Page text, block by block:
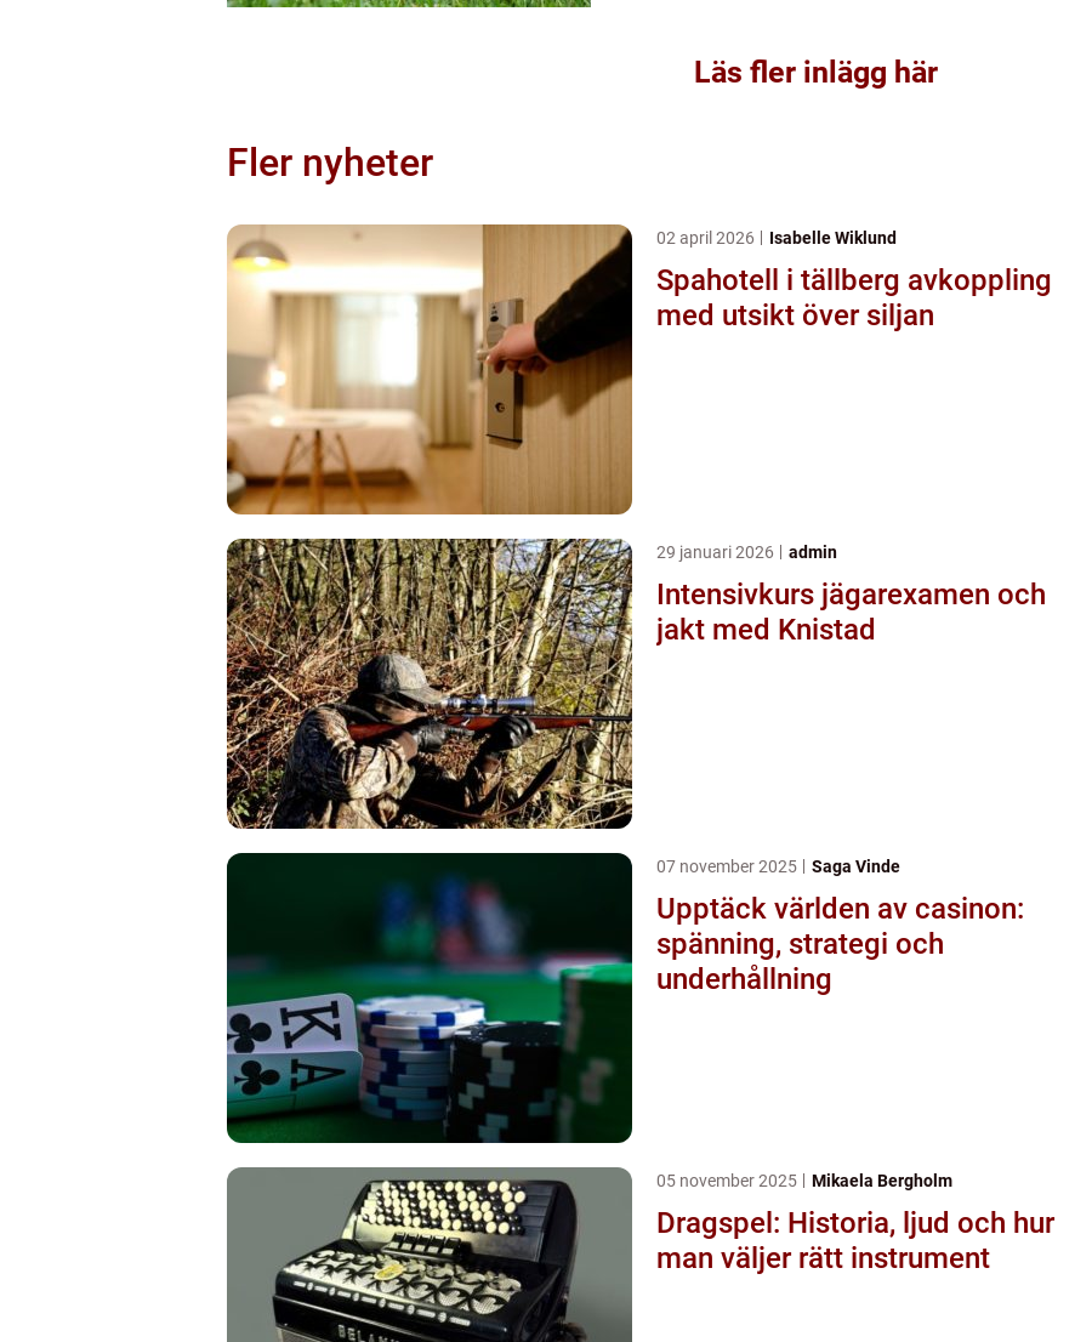
Läs fler inlägg här
Fler nyheter
02 april 2026 Isabelle Wiklund
Spahotell i tällberg avkoppling
med utsikt över siljan
29 januari 2026 admin
Intensivkurs jägarexamen och
jakt med Knistad
07 november 2025 Saga Vinde
Upptäck världen av casinon:
spänning, strategi och
underhållning
05 november 2025 Mikaela Bergholm
Dragspel: Historia, ljud och hur
man väljer rätt instrument